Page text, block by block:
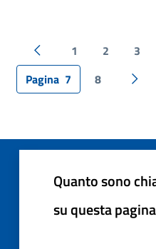
Pagina precedente
1 2 3
Pagina 7 8
Quanto sono
su questa